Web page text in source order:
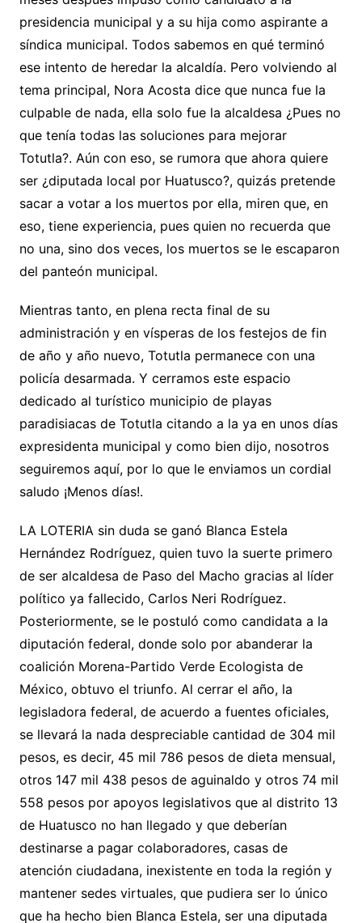
presidencia municipal y a su hija como aspirante a
síndica municipal. Todos sabemos en qué terminó
ese intento de heredar la alcaldía. Pero volviendo al
tema principal, Nora Acosta dice que nunca fue la
culpable de nada, ella solo fue la alcaldesa ¿Pues no
que tenía todas las soluciones para mejorar
Totutla?. Aún con eso, se rumora que ahora quiere
ser ¿diputada local por Huatusco?, quizás pretende
sacar a votar a los muertos por ella, miren que, en
eso, tiene experiencia, pues quien no recuerda que
no una, sino dos veces, los muertos se le escaparon
del panteón municipal.
Mientras tanto, en plena recta final de su
administración y en vísperas de los festejos de fin
de año y año nuevo, Totutla permanece con una
policía desarmada. Y cerramos este espacio
dedicado al turístico municipio de playas
paradisiacas de Totutla citando a la ya en unos días
expresidenta municipal y como bien dijo, nosotros
seguiremos aquí, por lo que le enviamos un cordial
saludo ¡Menos días!.
LA LOTERIA sin duda se ganó Blanca Estela
Hernández Rodríguez, quien tuvo la suerte primero
de ser alcaldesa de Paso del Macho gracias al líder
político ya fallecido, Carlos Neri Rodríguez.
Posteriormente, se le postuló como candidata a la
diputación federal, donde solo por abanderar la
coalición Morena-Partido Verde Ecologista de
México, obtuvo el triunfo. Al cerrar el año, la
legisladora federal, de acuerdo a fuentes oficiales,
se llevará la nada despreciable cantidad de 304 mil
pesos, es decir, 45 mil 786 pesos de dieta mensual,
otros 147 mil 438 pesos de aguinaldo y otros 74 mil
558 pesos por apoyos legislativos que al distrito 13
de Huatusco no han llegado y que deberían
destinarse a pagar colaboradores, casas de
atención ciudadana, inexistente en toda la región y
mantener sedes virtuales, que pudiera ser lo único
que ha hecho bien Blanca Estela, ser una diputada